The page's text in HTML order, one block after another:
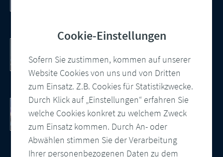
Cookie-Einstellungen
Sofern Sie zustimmen, kommen auf unserer
Website Cookies von uns und von Dritten
zum Einsatz. Z.B. Cookies für Statistikzwecke.
Durch Klick auf „Einstellungen“ erfahren Sie
welche Cookies konkret zu welchem Zweck
zum Einsatz kommen. Durch An- oder
Abwählen stimmen Sie der Verarbeitung
Ihrer personenbezogenen Daten zu dem
PDF/UA – automatisiert und konform
Wie Sie barrierefreie PDF Dokumente
erstellen
10 Punkte Checkliste als PDF
So modernisieren Sie Ihre
Kundenkommunikation